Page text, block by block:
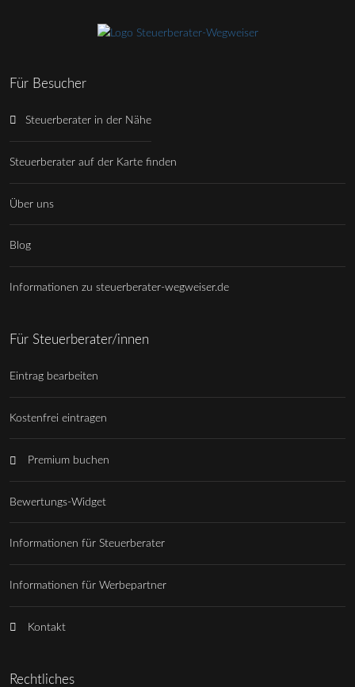
Für Besucher
Steuerberater in der Nähe
Steuerberater auf der Karte finden
Über uns
Blog
Informationen zu steuerberater-wegweiser.de
Für Steuerberater/innen
Eintrag bearbeiten
Kostenfrei eintragen
Premium buchen
Bewertungs-Widget
Informationen für Steuerberater
Informationen für Werbepartner
Kontakt
Rechtliches